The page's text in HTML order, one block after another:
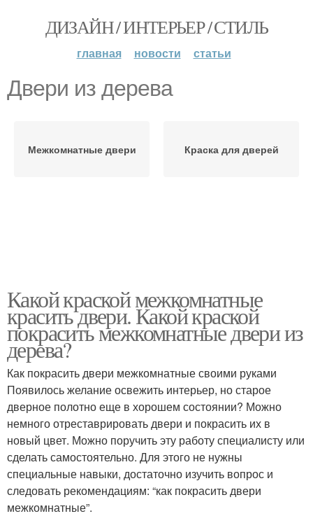
ДИЗАЙН / ИНТЕРЬЕР / СТИЛЬ
главная новости статьи
Двери из дерева
Межкомнатные двери Краска для дверей
Какой краской межкомнатные
красить двери. Какой краской
покрасить межкомнатные двери из
дерева?
Как покрасить двери межкомнатные своими руками
Появилось желание освежить интерьер, но старое
дверное полотно еще в хорошем состоянии? Можно
немного отреставрировать двери и покрасить их в
новый цвет. Можно поручить эту работу специалисту или
сделать самостоятельно. Для этого не нужны
специальные навыки, достаточно изучить вопрос и
следовать рекомендациям: “как покрасить двери
межкомнатные”.